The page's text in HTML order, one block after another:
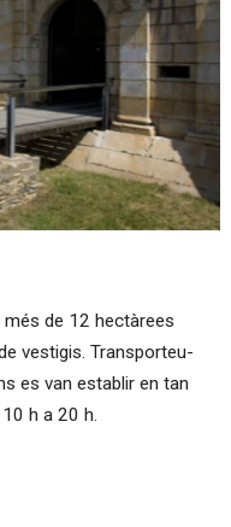
més de 12 hectàrees
vestigis. Transporteu-
es van establir en tan
h a 20 h.